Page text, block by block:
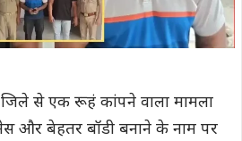
जिले से एक रूहं कांपने वाला मामला
और बेहतर बॉडी बनाने के नाम पर